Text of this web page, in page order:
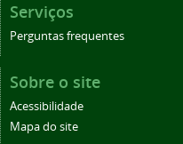
Serviços
Perguntas frequentes
Sobre o site
Acessibilidade
Mapa do site